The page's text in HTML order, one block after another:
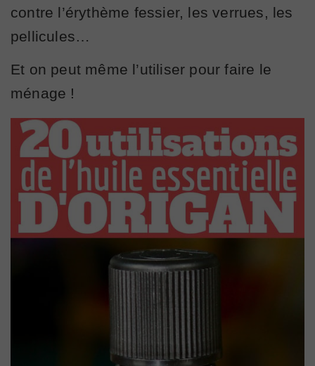
contre l’érythème fessier, les verrues, les
pellicules…
Et on peut même l’utiliser pour faire le
ménage !